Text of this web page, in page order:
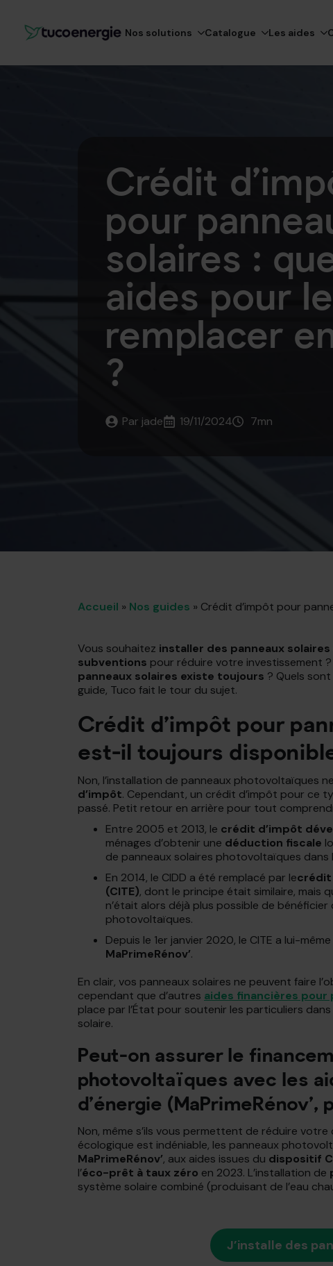
Nos solutions Catalogue Les aides
Crédit
pour
solaires :
aides pour le
remplacer
?
Par jade 19/11/2024 7mn
Accueil » Nos guides » Crédit d’impôt pour
Vous souhaitez installer des panneaux solaires
subventions pour réduire votre investissement
panneaux solaires existe toujours ? Quels
guide, Tuco fait le tour du sujet.
Crédit d’impôt pour
est-il toujours
Non, l’installation de panneaux photovoltaïques
d’impôt. Cependant, un crédit d’impôt pour ce
passé. Petit retour en arrière pour tout
Entre 2005 et 2013, le crédit d’impôt
ménages d’obtenir une déduction fiscale
de panneaux solaires photovoltaïques dans
En 2014, le CIDD a été remplacé par lecrédit
(CITE), dont le principe était similaire, mais
n’était alors déjà plus possible de
photovoltaïques.
Depuis le 1er janvier 2020, le CITE a lui-
MaPrimeRénov’.
En clair, vos panneaux solaires ne peuvent faire
cependant que d’autres aides financières
place par l’État pour soutenir les particuliers
solaire.
Peut-on assurer le
photovoltaïques avec les
d’énergie (MaPrimeRénov’,
Non, même s’ils vous permettent de réduire
écologique est indéniable, les panneaux
MaPrimeRénov’, aux aides issues du dispositif
l’éco-prêt à taux zéro en 2023. L’installation de
système solaire combiné (produisant de l’eau
J’installe des